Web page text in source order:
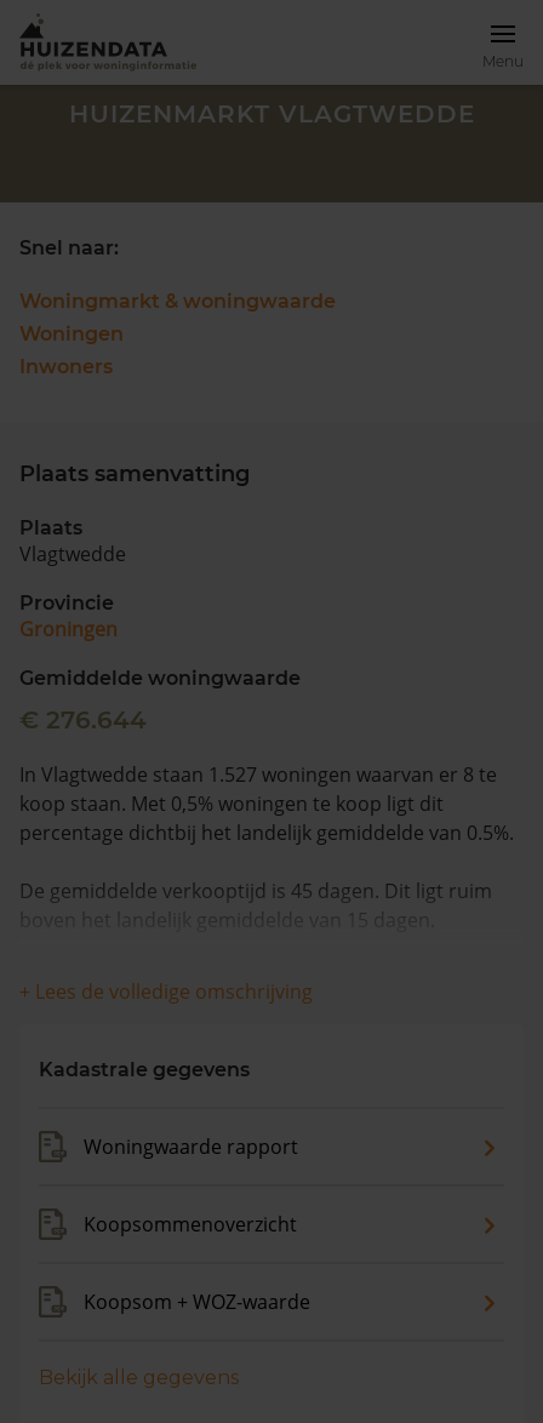
Menu
Zoek een woning
088 220 4200
Maandag t/m vrijdag - 08:00 -18:00
HUIZENMARKT VLAGTWEDDE
Snel naar:
Woningmarkt & woningwaarde
Woningen
Inwoners
Plaats samenvatting
Plaats
Vlagtwedde
Provincie
Groningen
Gemiddelde woningwaarde
€ 276.644
In Vlagtwedde staan 1.527 woningen waarvan er 8 te
koop staan. Met 0,5% woningen te koop ligt dit
percentage dichtbij het landelijk gemiddelde van 0.5%.
De gemiddelde verkooptijd is 45 dagen. Dit ligt ruim
boven het landelijk gemiddelde van 15 dagen.
De gemiddelde huizenprijs is €444.750. De gemiddelde
vraagprijs is €444.750. In de afgelopen 12 maanden is
+ Lees de volledige omschrijving
Kadastrale gegevens
Woningwaarde rapport
Koopsommenoverzicht
Koopsom + WOZ-waarde
Bekijk alle gegevens